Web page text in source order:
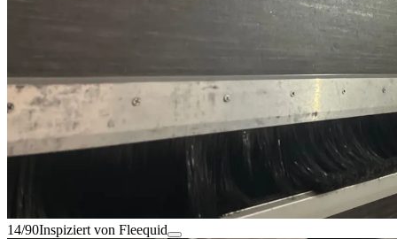
14/90Inspiziert von Fleequid